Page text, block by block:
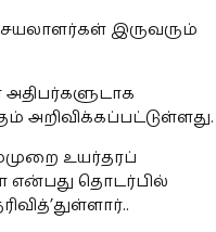
இருவரும்
அறிவிக்கப்பட்டுள்ளது.
உயர்தரப்
என்பது தொடர்பில்